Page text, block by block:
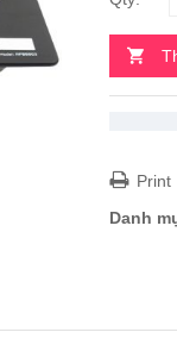
Print
Danh